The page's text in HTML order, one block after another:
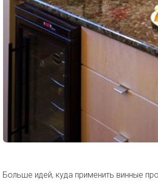
Больше идей, куда применить винные